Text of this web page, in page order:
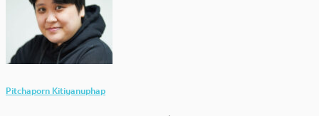
Pitchaporn Kitiyanuphap